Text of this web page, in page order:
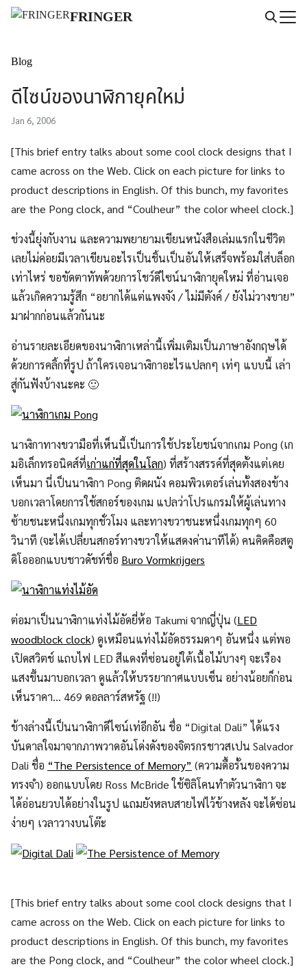
Skip
FRINGER
for:
Blog
ดีไซน์ของนาฬิกายุคใหม่
Jan 6, 2006
[This brief entry talks about some cool clock designs that I
came across on the Web. Click on each picture for links to
product descriptions in English. Of this bunch, my favorites
are the Pong clock, and “Coulheur” the color wheel clock.]
ช่วงนี้ยุ่งกับงาน และความพยายามเขียนหนังสือเล่มแรกในชีวิต
เลยไม่ค่อยมีเวลาเขียนอะไรเป็นชิ้นเป็นอันให้เสร็จพร้อมใส่บล็อก
เท่าไหร่ ขอขัดตาทัพด้วยการโชว์ดีไซน์นาฬิกายุคใหม่ ที่อ่านเจอ
แล้วเกิดความรู้สึก “อยากได้แต่แพงจัง / ไม่มีตังค์ / ยังไม่วางขาย”
มาฝากก่อนแล้วกันนะ
อ่านรายละเอียดของนาฬิกาเหล่านี้เพิ่มเติมเป็นภาษาอังกฤษได้
ด้วยการคลิ้กที่รูป ถ้าใครเจอนาฬิกาอะไรแปลกๆ เท่ๆ แบบนี้ เล่า
สู่กันฟังบ้างนะคะ 🙂
นาฬิกาทางขวามือที่เห็นนี้เป็นการใช้ประโยชน์จากเกม Pong (เก
มอิเล็กทรอนิคส์ที่เก่าแก่ที่สุดในโลก) ที่สร้างสรรค์ที่สุดตั้งแต่เคย
เห็นมา นี่เป็นนาฬิกา Pong ติดผนัง คอมพิวเตอร์เล่นทั้งสองข้าง
บอกเวลาโดยการใช้สกอร์ของเกม แปลว่าโปรแกรมให้ผู้เล่นทาง
ซ้ายชนะหนึ่งเกมทุกชั่วโมง และทางขวาชนะหนึ่งเกมทุกๆ 60
วินาที (จะได้เปลี่ยนสกอร์ทางขวาให้แสดงค่านาทีได้) คนคิดคือสตู
ดิโอออกแบบชาวดัชท์ชื่อ Buro Vormkrijgers
ต่อมาเป็นนาฬิกาแท่งไม้อัดยี่ห้อ Takumi จากญี่ปุ่น (LED
woodblock clock) ดูเหมือนแท่งไม้อัดธรรมดาๆ อันหนึ่ง แต่พอ
เปิดสวิตช์ แถบไฟ LED สีแดงที่ซ่อนอยู่ใต้เนื้อไม้บางๆ จะเรือง
แสงขึ้นมาบอกเวลา ดูแล้วให้บรรยากาศแบบเซ็น อย่างน้อยก็ก่อน
เห็นราคา… 469 ดอลลาร์สหรัฐ (!!)
ข้างล่างนี้เป็นนาฬิกาดีไซน์เท่อีกอัน ชื่อ “Digital Dali” ได้แรง
บันดาลใจมาจากภาพวาดอันโด่งดังของจิตรกรชาวสเปน Salvador
Dali ชื่อ “The Persistence of Memory” (ความดื้อรั้นของความ
ทรงจำ) ออกแบบโดย Ross McBride ใช้ซิลิโคนทำตัวนาฬิกา จะ
ได้อ่อนยวบได้อย่างในรูป แถมยังหลบสายไฟไว้ข้างหลัง จะได้ซ่อน
ง่ายๆ เวลาวางบนโต๊ะ
[This brief entry talks about some cool clock designs that I
came across on the Web. Click on each picture for links to
product descriptions in English. Of this bunch, my favorites
are the Pong clock, and “Coulheur” the color wheel clock.]